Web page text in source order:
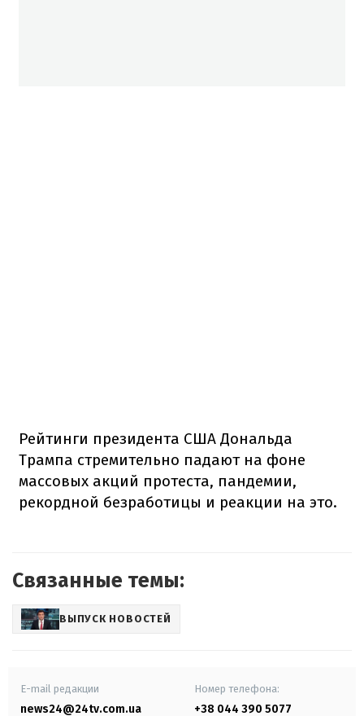
Рейтинги президента США Дональда
Трампа стремительно падают на фоне
массовых акций протеста, пандемии,
рекордной безработицы и реакции на это.
Связанные темы:
ВЫПУСК НОВОСТЕЙ
E-mail редакции
news24@24tv.com.ua
Номер телефона:
+38 044 390 5077